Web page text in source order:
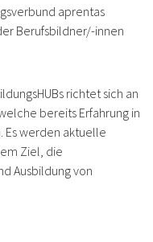
aprentas
Berufsbildner/-innen
richtet sich an
bereits Erfahrung in
Es werden aktuelle
Ziel, die
Ausbildung von